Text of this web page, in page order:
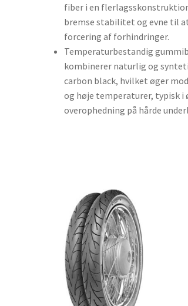
fiber i en
bremse stabilitet og evne til
forcering af forhindringer.
Temperaturbestandig
kombinerer naturlig og
carbon black, hvilket øger
og høje temperaturer, typisk
overophedning på hårde